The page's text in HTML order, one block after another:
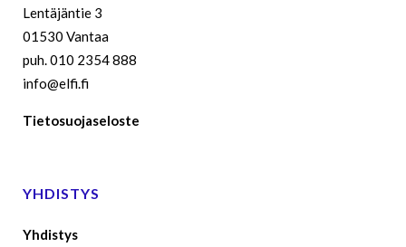
Lentäjäntie 3
01530 Vantaa
puh. 010 2354 888
info@elfi.fi
Tietosuojaseloste
YHDISTYS
Yhdistys